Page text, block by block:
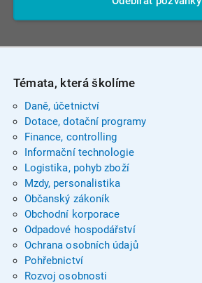
Témata, která školíme
Daně, účetnictví
Dotace, dotační programy
Finance, controlling
Informační technologie
Logistika, pohyb zboží
Mzdy, personalistika
Občanský zákoník
Obchodní korporace
Odpadové hospodářství
Ochrana osobních údajů
Pohřebnictví
Rozvoj osobnosti